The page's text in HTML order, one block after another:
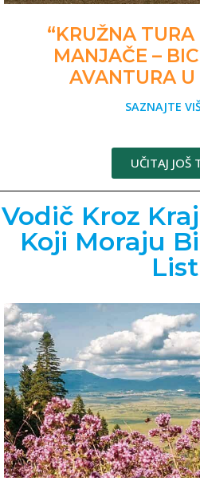
“KRUŽNA
MANJAČE –
AVANTURA U
SAZNAJTE
UČITAJ JOŠ
Vodič Kroz
Koji Moraju